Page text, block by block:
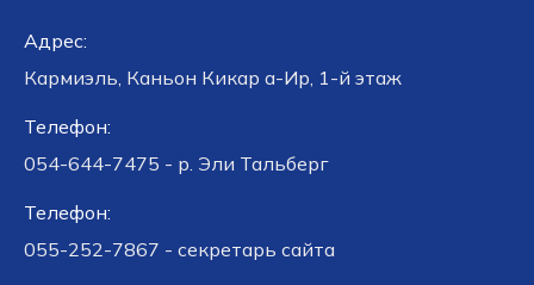
Адрес:
Кармиэль, Каньон Кикар а-Ир, 1-й этаж
Телефон:
054-644-7475 - р. Эли Тальберг
Телефон:
055-252-7867 - секретарь сайта